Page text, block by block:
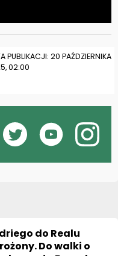
PUBLIKACJI: 20 PAŹDZIERNIKA
02:00
do Realu
Do walki o